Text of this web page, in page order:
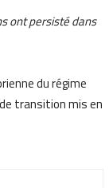
ont persisté dans
du régime
transition mis en